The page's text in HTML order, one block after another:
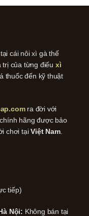
cái nôi xì gà thế
trị của từng điếu xì
thuốc đến kỹ thuật
ra đời với
hãng được bảo
chơi tạiViệt Nam.
tiếp)
Nội: Không bán tại